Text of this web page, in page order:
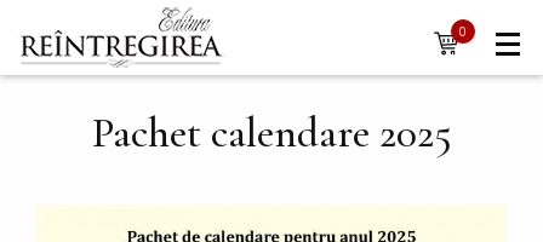
Mergi la conţinutul principal
Navigare
principală
0
items
Pachet calendare 2025